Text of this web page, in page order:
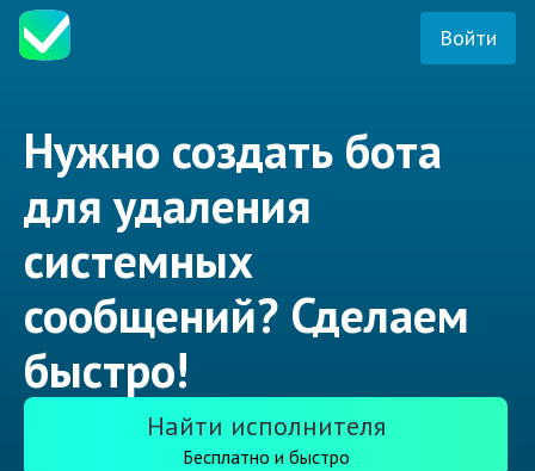
Войти
Нужно создать бота
для удаления
системных
сообщений? Сделаем
быстро!
Найти исполнителя
Бесплатно и быстро